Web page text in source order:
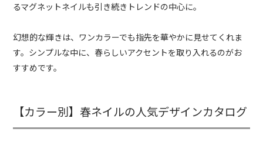
るマグネットネイルも引き続きトレンドの中心に。
幻想的な輝きは、ワンカラーでも指先を華やかに見せてくれま
す。シンプルな中に、春らしいアクセントを取り入れるのがお
すすめです。
【カラー別】春ネイルの人気デザインカタログ